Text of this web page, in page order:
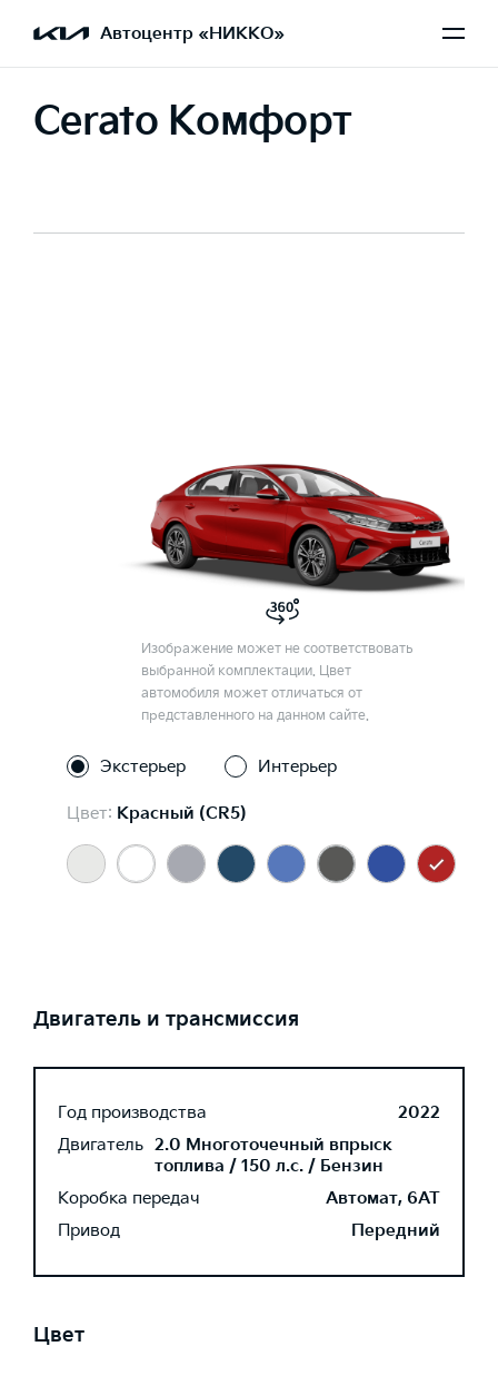
Автоцентр «НИККО»
Cerato Комфорт
Изображение может не соответствовать
выбранной комплектации. Цвет
автомобиля может отличаться от
представленного на данном сайте.
Экстерьер Интерьер
Цвет: Красный (CR5)
Двигатель и трансмиссия
Год производства
2022
Двигатель 2.0 Многоточечный впрыск
топлива / 150 л.с. / Бензин
Коробка передач
Автомат, 6AT
Привод
Передний
Цвет